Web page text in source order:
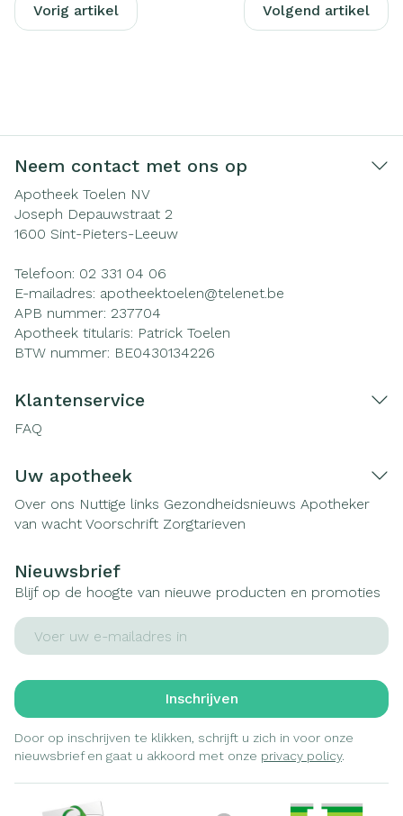
Vorig artikel Volgend artikel
Neem contact met ons op
Apotheek Toelen NV
Joseph Depauwstraat 2
1600 Sint-Pieters-Leeuw
Telefoon: 02 331 04 06
E-mailadres: apotheektoelen@telenet.be
APB nummer: 237704
Apotheek titularis: Patrick Toelen
BTW nummer: BE0430134226
Klantenservice
FAQ
Uw apotheek
Over ons Nuttige links Gezondheidsnieuws Apotheker
van wacht Voorschrift Zorgtarieven
Nieuwsbrief
Blijf op de hoogte van nieuwe producten en promoties
E-mail adres
Inschrijven
Door op inschrijven te klikken, schrijft u zich in voor onze
nieuwsbrief en gaat u akkoord met onze privacy policy.